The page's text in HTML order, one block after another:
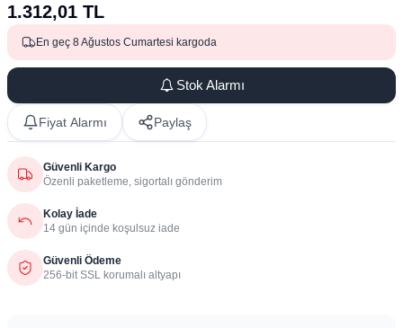
1.312,01 TL
En geç 8 Ağustos Cumartesi kargoda
Stok Alarmı
Fiyat Alarmı Paylaş
Güvenli Kargo
Özenli paketleme, sigortalı gönderim
Kolay İade
14 gün içinde koşulsuz iade
Güvenli Ödeme
256-bit SSL korumalı altyapı